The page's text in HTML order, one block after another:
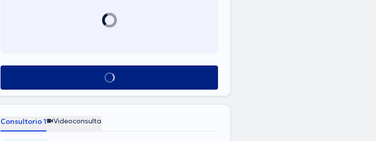
Ver más horarios
Consultorio 1 Videoconsulta